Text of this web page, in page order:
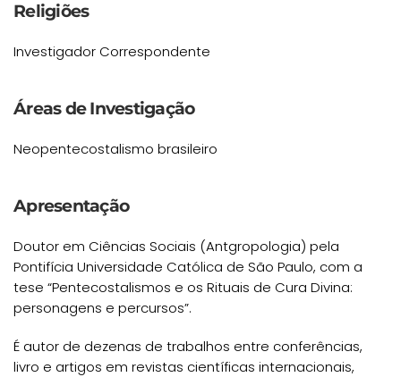
Religiões
Investigador Correspondente
Áreas de Investigação
Neopentecostalismo brasileiro
Apresentação
Doutor em Ciências Sociais (Antgropologia) pela
Pontifícia Universidade Católica de São Paulo, com a
tese “Pentecostalismos e os Rituais de Cura Divina:
personagens e percursos”.
É autor de dezenas de trabalhos entre conferências,
livro e artigos em revistas científicas internacionais,